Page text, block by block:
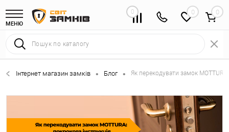
МЕНЮ
0 0
Інтернет магазин замків • Блог • Як перекодувати замок